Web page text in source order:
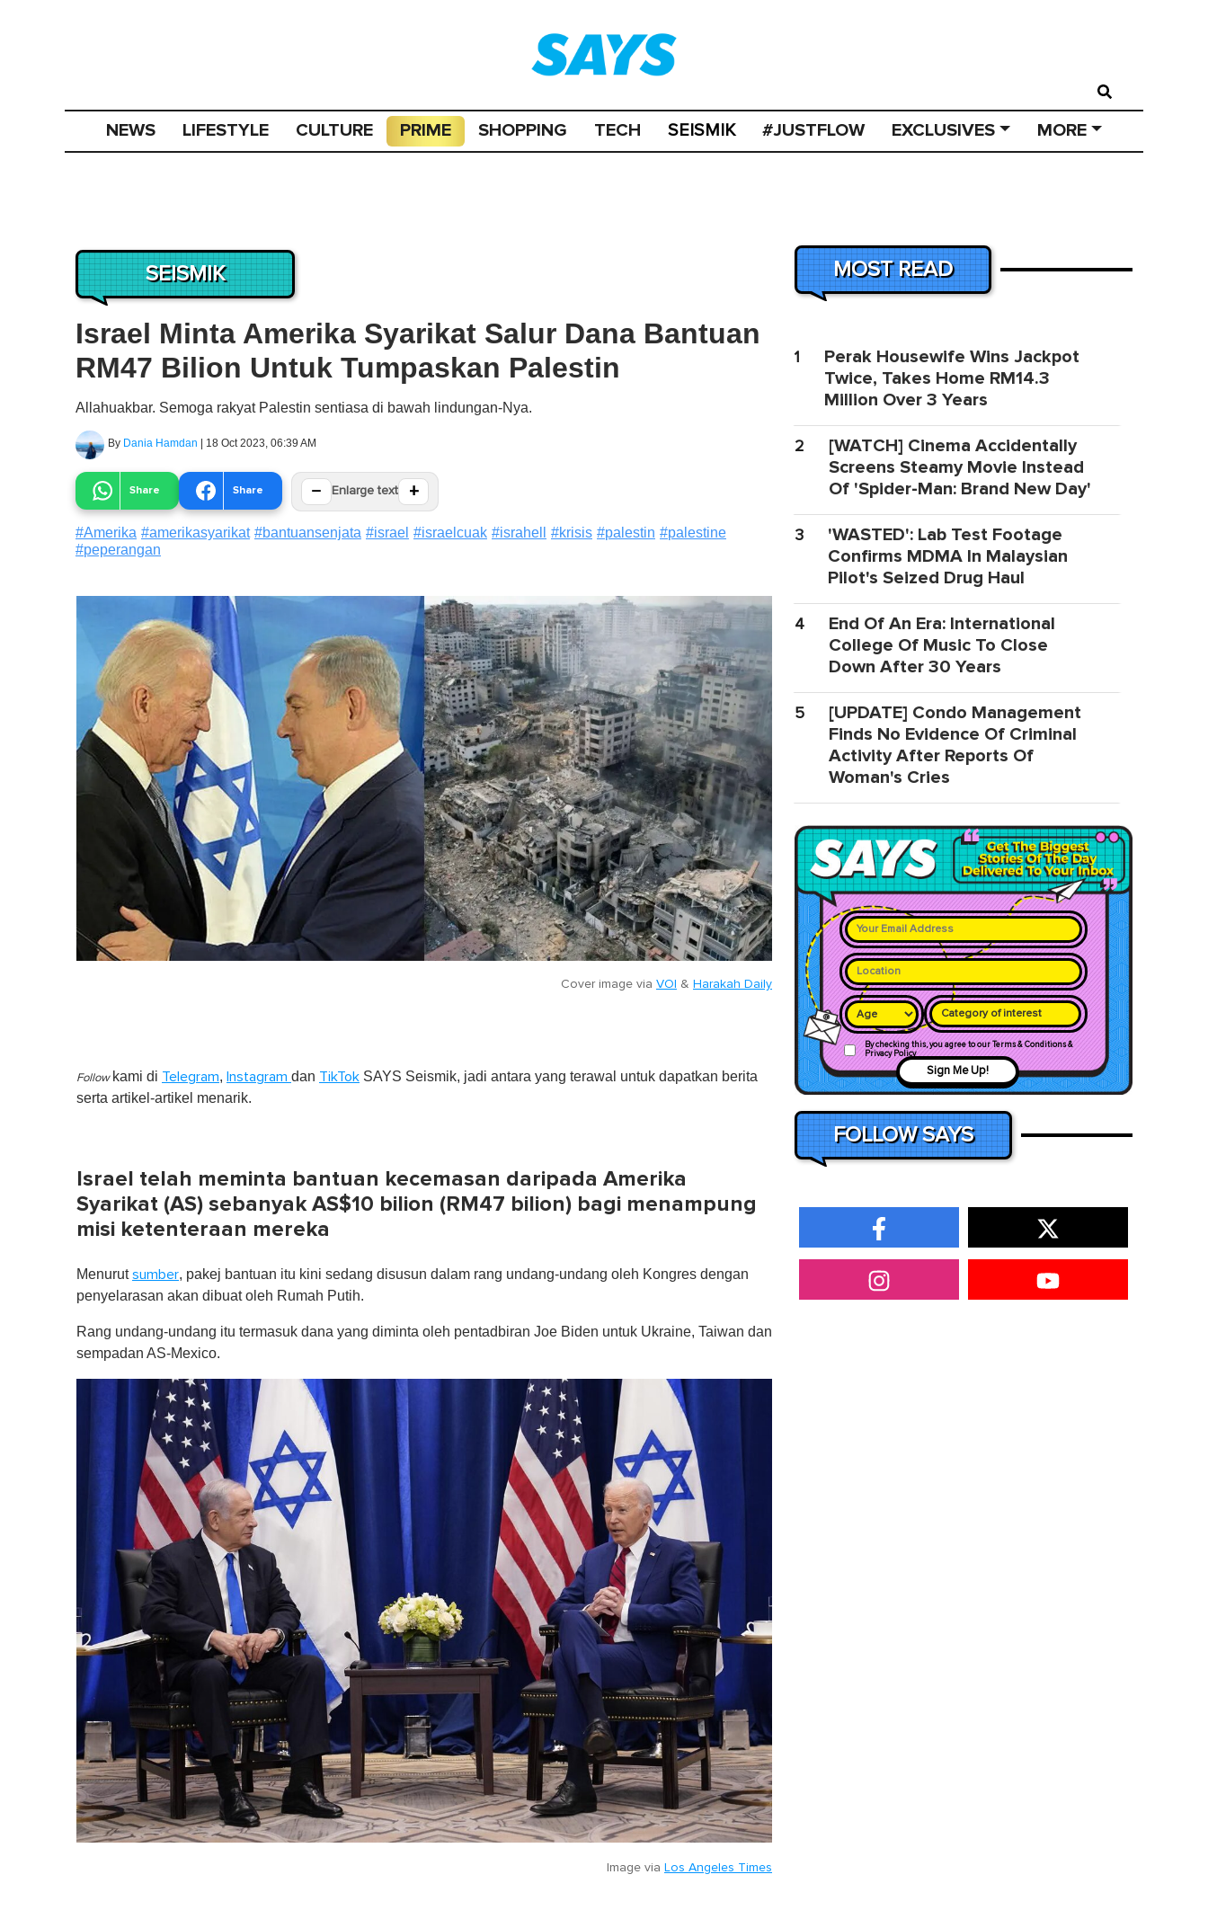
NEWS LIFESTYLE CULTURE PRIME SHOPPING TECH SEISMIK #JUSTFLOW EXCLUSIVES MORE
SEISMIK
Israel Minta Amerika Syarikat Salur Dana Bantuan
RM47 Bilion Untuk Tumpaskan Palestin
Allahuakbar. Semoga rakyat Palestin sentiasa di bawah lindungan-Nya.
By Dania Hamdan | 18 Oct 2023, 06:39 AM
Share Share − Enlarge text +
#Amerika #amerikasyarikat #bantuansenjata #israel #israelcuak #israhell #krisis #palestin #palestine
#peperangan
Cover image via VOI & Harakah Daily
Follow kami di Telegram, Instagram dan TikTok SAYS Seismik, jadi antara yang terawal untuk dapatkan berita
serta artikel-artikel menarik.
Israel telah meminta bantuan kecemasan daripada Amerika
Syarikat (AS) sebanyak AS$10 bilion (RM47 bilion) bagi menampung
misi ketenteraan mereka
Menurutsumber, pakej bantuan itu kini sedang disusun dalam rang undang-undang oleh Kongres dengan
penyelarasan akan dibuat oleh Rumah Putih.
Rang undang-undang itu termasuk dana yang diminta oleh pentadbiran Joe Biden untuk Ukraine, Taiwan dan
sempadan AS-Mexico.
Image via Los Angeles Times
MOST READ
1
Perak Housewife Wins Jackpot
Twice, Takes Home RM14.3
Million Over 3 Years
2
[WATCH] Cinema Accidentally
Screens Steamy Movie Instead
Of 'Spider-Man: Brand New Day'
3
'WASTED': Lab Test Footage
Confirms MDMA In Malaysian
Pilot's Seized Drug Haul
4
End Of An Era: International
College Of Music To Close
Down After 30 Years
5
[UPDATE] Condo Management
Finds No Evidence Of Criminal
Activity After Reports Of
Woman's Cries
Category of interest
By checking this, you agree to our Terms & Conditions &
Privacy Policy
Sign Me Up!
FOLLOW SAYS